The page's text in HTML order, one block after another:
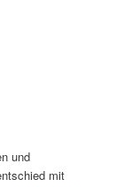
und
mit